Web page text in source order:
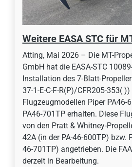
Weitere EASA STC für
Atting, Mai 2026 – Die MT-
GmbH hat die EASA-STC
Installation des 7-Blatt-
37-1-E-C-F-R(P)/CFR205-353(
Flugzeugmodellen Piper PA46-
PA46-701TP erhalten. Diese
von den Pratt & Whitney-
42A (in der PA-46-600TP) bzw.
46-701TP) angetrieben. Die
derzeit in Bearbeitung.